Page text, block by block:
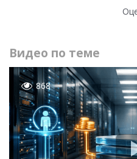
Видео по теме
868